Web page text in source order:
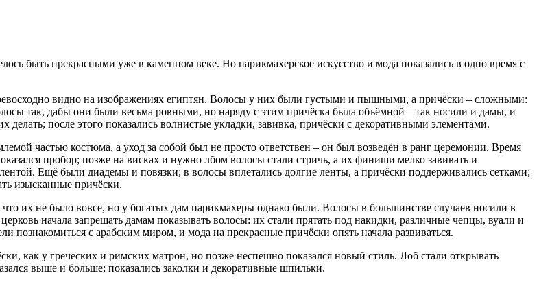
быть прекрасными уже в каменном веке. Но парикмахерское искусство и мода показались в одно время с
видно на изображениях египтян. Волосы у них были густыми и пышными, а причёски – сложными:
так, дабы они были весьма ровными, но наряду с этим причёска была объёмной – так носили и дамы, и
после этого показались волнистые укладки, завивка, причёски с декоративными элементами.
частью костюма, а уход за собой был не просто ответствен – он был возведён в ранг церемонии. Время
пробор; позже на висках и нужно лбом волосы стали стричь, а их финиши мелко завивать и
Ещё были диадемы и повязки; в волосы вплетались долгие ленты, а причёски поддерживались сетками;
изысканные причёски.
их не было вовсе, но у богатых дам парикмахеры однако были. Волосы в большинстве случаев носили в
начала запрещать дамам показывать волосы: их стали прятать под накидки, различные чепцы, вуали и
с арабским миром, и мода на прекрасные причёски опять начала развиваться.
как у греческих и римских матрон, но позже неспешно показался новый стиль. Лоб стали открывать
выше и больше; показались заколки и декоративные шпильки.